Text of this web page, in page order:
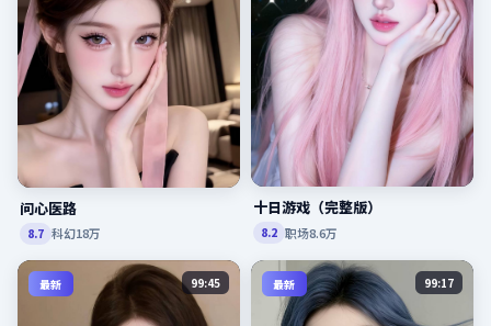
问心医路
8.7 科幻18万
十日游戏（完整版）
8.2 职场8.6万
最新 99:45 最新 99:17